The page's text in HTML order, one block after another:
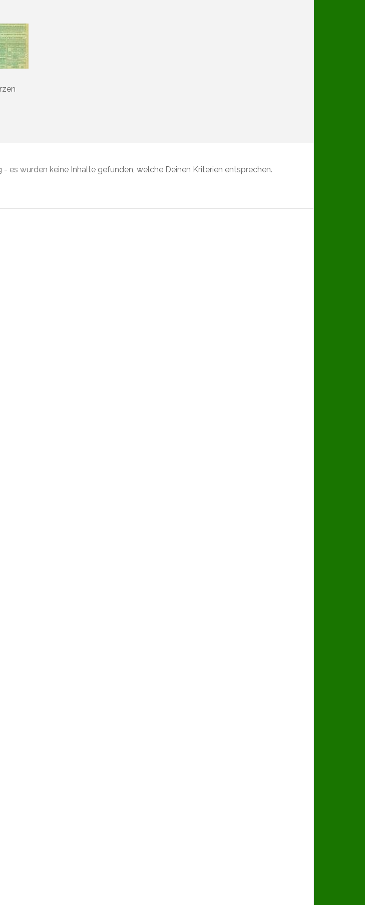
- es wurden keine Inhalte gefunden, welche Deinen Kriterien entsprechen.